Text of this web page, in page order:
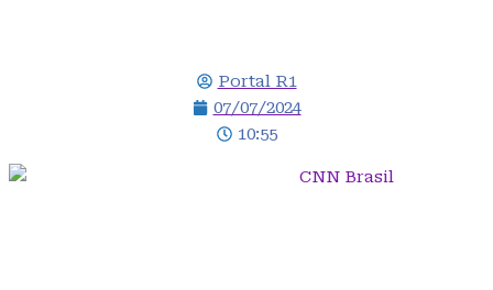
Portal R1
07/07/2024
10:55